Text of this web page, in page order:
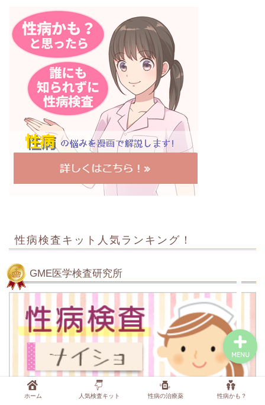
性病検査キット人気ランキング！
GME医学検査研究所
ホーム 人気検査キット 性病の治療薬 性病かも？
MENU
症状から調べる
性病検査キットを探す
性病の薬・抗生物質を探